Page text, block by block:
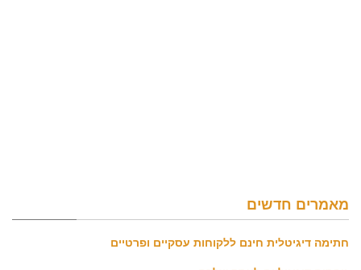
מאמרים חדשים
חתימה דיגיטלית חינם ללקוחות עסקיים ופרטיים